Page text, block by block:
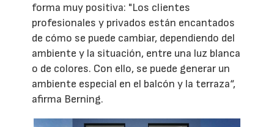
forma muy positiva: "Los clientes
profesionales y privados están encantados
de cómo se puede cambiar, dependiendo del
ambiente y la situación, entre una luz blanca
o de colores. Con ello, se puede generar un
ambiente especial en el balcón y la terraza“,
afirma Berning.